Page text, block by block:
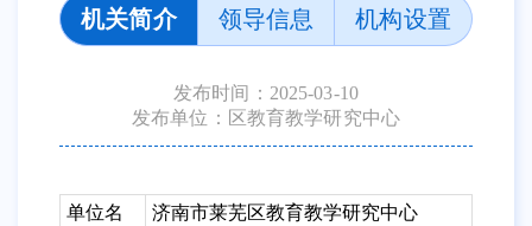
机关简介 领导信息 机构设置
发布时间：2025-03-10
发布单位：区教育教学研究中心
单位名
济南市莱芜区教育教学研究中心